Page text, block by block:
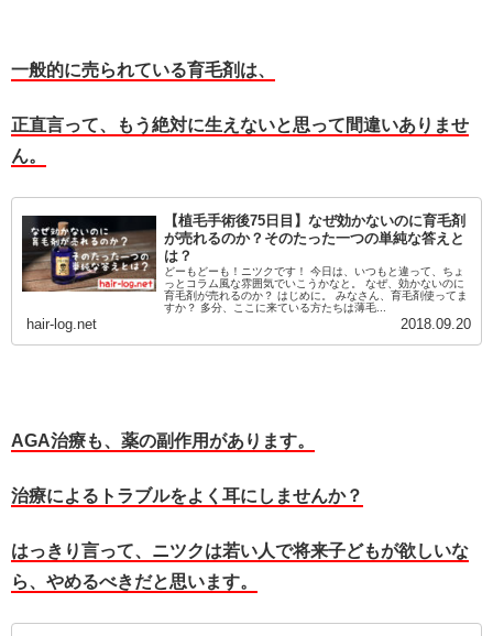
一般的に売られている育毛剤は、
正直言って、もう絶対に生えないと思って間違いありませ
ん。
【植毛手術後75日目】なぜ効かないのに育毛剤
が売れるのか？そのたった一つの単純な答えと
は？
どーもどーも！ニツクです！ 今日は、いつもと違って、ちょ
っとコラム風な雰囲気でいこうかなと。 なぜ、効かないのに
育毛剤が売れるのか？ はじめに。 みなさん、育毛剤使ってま
すか？ 多分、ここに来ている方たちは薄毛...
hair-log.net 2018.09.20
AGA治療も、薬の副作用があります。
治療によるトラブルをよく耳にしませんか？
はっきり言って、ニツクは若い人で将来子どもが欲しいな
ら、やめるべきだと思います。